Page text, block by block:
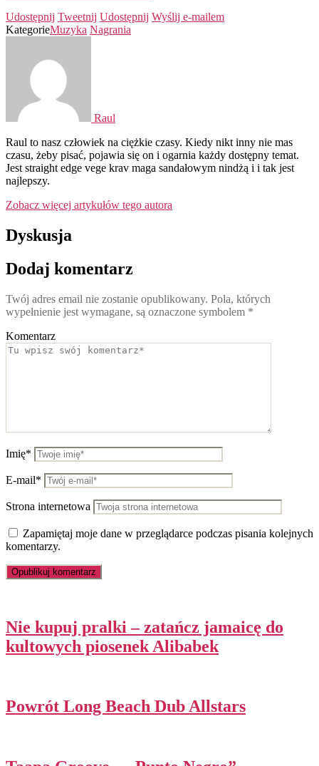
Udostępnij Tweetnij Udostępnij Wyślij e-mailem
KategorieMuzyka Nagrania
Raul
Raul to nasz człowiek na ciężkie czasy. Kiedy nikt inny nie mas
czasu, żeby pisać, pojawia się on i ogarnia każdy dostępny temat.
Jest straight edge vege krav maga sandałowym nindżą i i tak jest
najlepszy.
Zobacz więcej artykułów tego autora
Dyskusja
Dodaj komentarz
Twój adres email nie zostanie opublikowany. Pola, których
wypełnienie jest wymagane, są oznaczone symbolem *
Komentarz
Imię*
E-mail*
Strona internetowa
Zapamiętaj moje dane w przeglądarce podczas pisania kolejnych
komentarzy.
Nie kupuj pralki – zatańcz jamaicę do
kultowych piosenek Alibabek
Powrót Long Beach Dub Allstars